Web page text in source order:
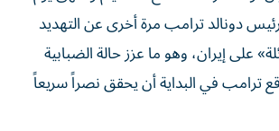
دونالد ترامب مرة أخرى عن التهديد
على إيران، ​وهو ما عزز حالة الضبابية
ترامب في البداية أن يحقق نصراً سريعاً